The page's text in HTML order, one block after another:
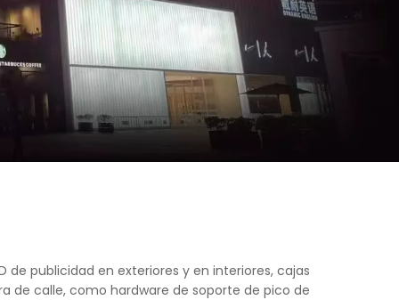
de publicidad en exteriores y en interiores, cajas
de calle, como hardware de soporte de pico de